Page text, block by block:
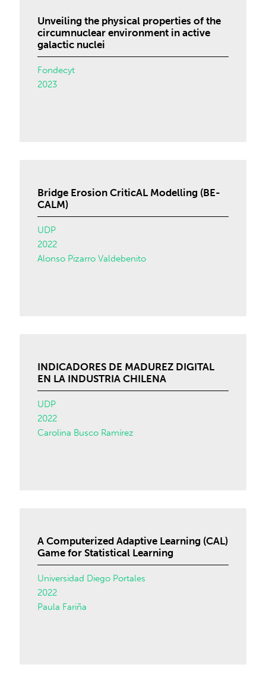
Unveiling the physical properties of the
circumnuclear environment in active
galactic nuclei
Fondecyt
2023
Bridge Erosion CriticAL Modelling (BE-
CALM)
UDP
2022
Alonso Pizarro Valdebenito
INDICADORES DE MADUREZ DIGITAL
EN LA INDUSTRIA CHILENA
UDP
2022
Carolina Busco Ramírez
A Computerized Adaptive Learning (CAL)
Game for Statistical Learning
Universidad Diego Portales
2022
Paula Fariña